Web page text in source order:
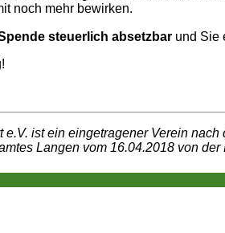
noch mehr bewirken.
steuerlich absetzbar und Sie
ist ein eingetragener Verein
Langen vom 16.04.2018 von